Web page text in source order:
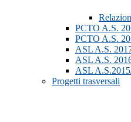
PCTO A.S.
PCTO A.S.
ASL A.S.
ASL A.S.
ASL
Progetti trasversali